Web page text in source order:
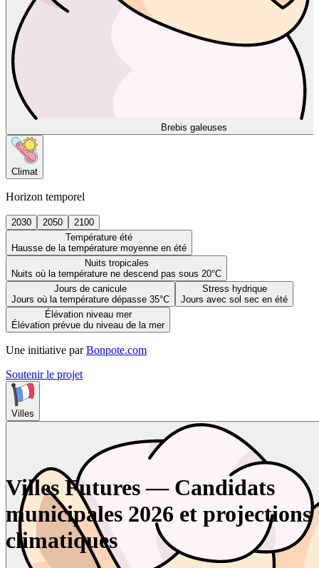
Brebis galeuses
Climat
Horizon temporel
2030 2050
2100
Température été
Hausse de la température moyenne en été
Nuits tropicales
Nuits où la température ne descend pas sous 20°C
Jours de canicule
Jours où la température dépasse 35°C
Stress hydrique
Jours avec sol sec en été
Élévation niveau mer
Élévation prévue du niveau de la mer
Une initiative par Bonpote.com
Soutenir le projet
Villes
Villes Futures — Candidats
municipales 2026 et projections
climatiques